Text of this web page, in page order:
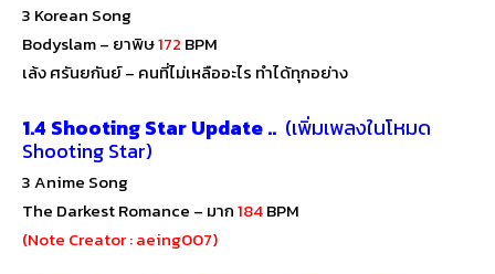
3 Korean Song
Bodyslam – ยาพิษ172 BPM
เล้ง ศรันยกันย์ – คนที่ไม่เหลืออะไร ทำได้ทุกอย่าง
1.4 Shooting Star Update .. (เพิ่มเพลงในโหมด
Shooting Star)
3 Anime Song
The Darkest Romance – มาก184BPM
(Note Creator : aeing007)